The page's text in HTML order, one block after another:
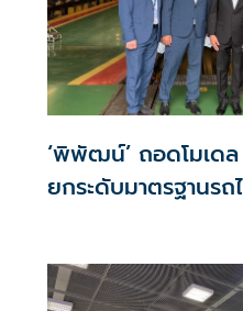
‘พิพัฒน์’ ถอดโมเด
ยกระดับมาตรฐานรถ